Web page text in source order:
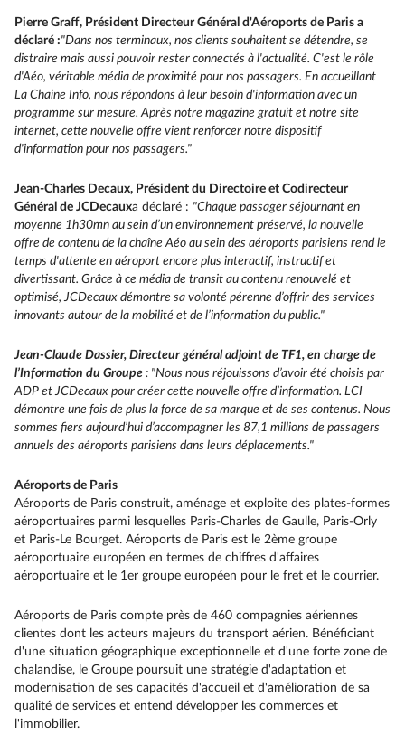
Pierre Graff, Président Directeur Général d'Aéroports de Paris a
déclaré :"Dans nos terminaux, nos clients souhaitent se détendre, se
distraire mais aussi pouvoir rester connectés à l'actualité. C'est le rôle
d'Aéo, véritable média de proximité pour nos passagers. En accueillant
La Chaine Info, nous répondons à leur besoin d'information avec un
programme sur mesure. Après notre magazine gratuit et notre site
internet, cette nouvelle offre vient renforcer notre dispositif
d'information pour nos passagers."
Jean-Charles Decaux, Président du Directoire et Codirecteur
Général de JCDecauxa déclaré : "Chaque passager séjournant en
moyenne 1h30mn au sein d’un environnement préservé, la nouvelle
offre de contenu de la chaîne Aéo au sein des aéroports parisiens rend le
temps d'attente en aéroport encore plus interactif, instructif et
divertissant. Grâce à ce média de transit au contenu renouvelé et
optimisé, JCDecaux démontre sa volonté pérenne d’offrir des services
innovants autour de la mobilité et de l’information du public."
Jean-Claude Dassier, Directeur général adjoint de TF1, en charge de
l’Information du Groupe : "Nous nous réjouissons d’avoir été choisis par
ADP et JCDecaux pour créer cette nouvelle offre d’information. LCI
démontre une fois de plus la force de sa marque et de ses contenus. Nous
sommes fiers aujourd’hui d’accompagner les 87,1 millions de passagers
annuels des aéroports parisiens dans leurs déplacements."
Aéroports de Paris
Aéroports de Paris construit, aménage et exploite des plates-formes
aéroportuaires parmi lesquelles Paris-Charles de Gaulle, Paris-Orly
et Paris-Le Bourget. Aéroports de Paris est le 2ème groupe
aéroportuaire européen en termes de chiffres d'affaires
aéroportuaire et le 1er groupe européen pour le fret et le courrier.
Aéroports de Paris compte près de 460 compagnies aériennes
clientes dont les acteurs majeurs du transport aérien. Bénéficiant
d'une situation géographique exceptionnelle et d'une forte zone de
chalandise, le Groupe poursuit une stratégie d'adaptation et
modernisation de ses capacités d'accueil et d'amélioration de sa
qualité de services et entend développer les commerces et
l'immobilier.